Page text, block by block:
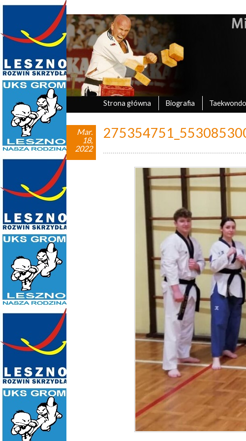
Marek Tyczyński –
oficjalna strona UKS Grom Leszno
Strona główna Biografia Taekwondo
Mar.
18,
2022